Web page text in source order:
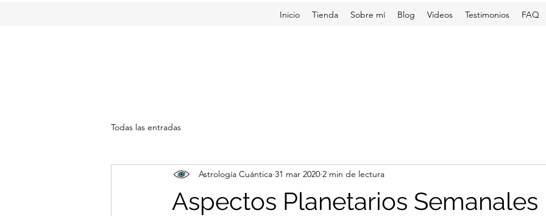
Inicio Tienda Sobre mí Blog Videos Testimonios FAQ
Todas las entradas
Aspectos Planetarios Semanales
Astrología Cuántica 31 mar 2020 2 min de lectura